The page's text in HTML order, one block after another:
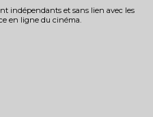
indépendants et sans lien avec les
en ligne du cinéma.